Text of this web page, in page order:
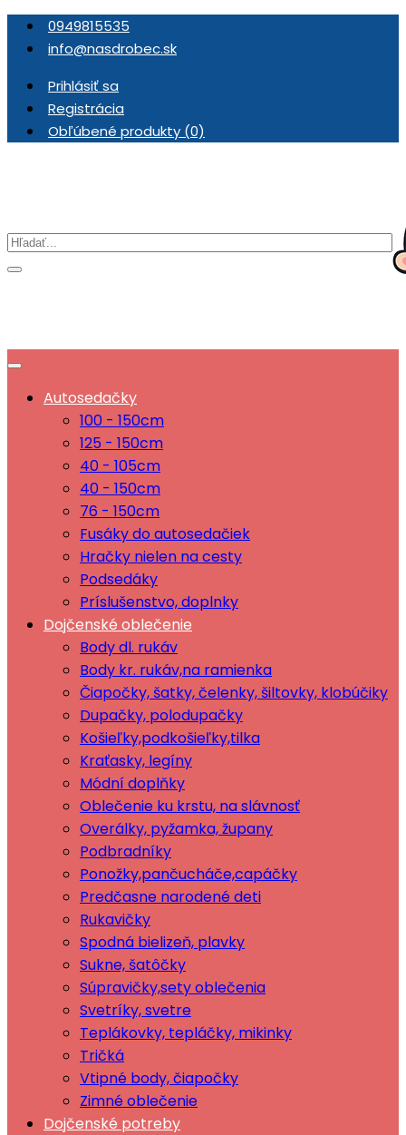
0949815535
info@nasdrobec.sk
Prihlásiť sa
Registrácia
Obľúbené produkty (0)
Autosedačky
100 - 150cm
125 - 150cm
40 - 105cm
40 - 150cm
76 - 150cm
Fusáky do autosedačiek
Hračky nielen na cesty
Podsedáky
Príslušenstvo, doplnky
Dojčenské oblečenie
Body dl. rukáv
Body kr. rukáv,na ramienka
Čiapočky, šatky, čelenky, šiltovky, klobúčiky
Dupačky, polodupačky
Košieľky,podkošieľky,tilka
Kraťasky, legíny
Módní doplňky
Oblečenie ku krstu, na slávnosť
Overálky, pyžamka, župany
Podbradníky
Ponožky,pančucháče,capáčky
Predčasne narodené deti
Rukavičky
Spodná bielizeň, plavky
Sukne, šatôčky
Súpravičky,sety oblečenia
Svetríky, svetre
Teplákovky, tepláčky, mikinky
Tričká
Vtipné body, čiapočky
Zimné oblečenie
Dojčenské potreby